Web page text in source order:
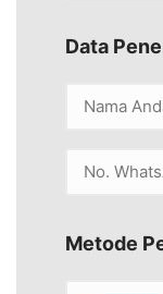
Data
Metode